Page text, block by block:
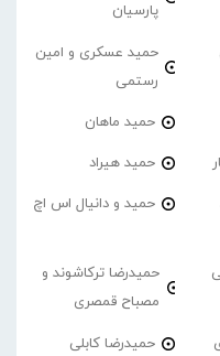
پارسیان
حمید عسکری و امین
رستمی
حمید ماهان
حمید هیراد
حمید و دانیال اس اچ
حمیدرضا ترکاشوند و
مصباح قمصری
حمیدرضا کابلی